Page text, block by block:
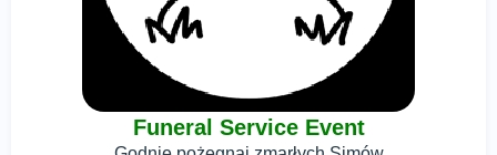
Funeral Service Event